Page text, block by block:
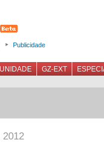
Publicidade
GZ-EXT
2012